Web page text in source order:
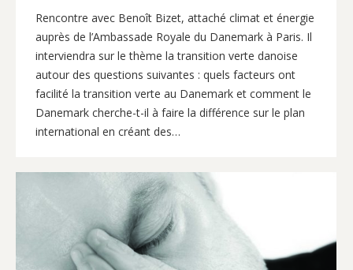
Rencontre avec Benoît Bizet, attaché climat et énergie
auprès de l’Ambassade Royale du Danemark à Paris. Il
interviendra sur le thème la transition verte danoise
autour des questions suivantes : quels facteurs ont
facilité la transition verte au Danemark et comment le
Danemark cherche-t-il à faire la différence sur le plan
international en créant des…